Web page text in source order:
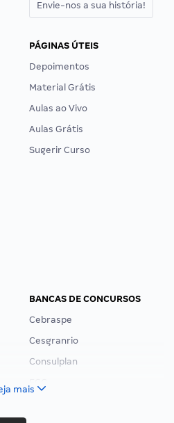
Envie-nos a sua história!
PÁGINAS ÚTEIS
Depoimentos
Material Grátis
Aulas ao Vivo
Aulas Grátis
Sugerir Curso
BANCAS DE CONCURSOS
Cebraspe
Cesgranrio
Consulplan
mais